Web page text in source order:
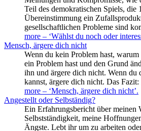
Teil des demokratischen Spiels, die
Übereinstimmung ein
gesellschaftlichen Probleme sind
more – ‘Wählst du noch oder
Mensch, ärgere dich nicht
Wenn du kein Problem hast,
ein Problem hast und den Grund
ihn und ärgere dich nicht. Wenn du
kannst, ärgere dich nicht. Das
more – ‘Mensch, ärgere dich nicht’.
Angestellt oder Selbständig?
Ein Erfahrungsbericht über meinen
Selbstständigkeit, meine
Ängste. Lebt ihr um zu arbeiten